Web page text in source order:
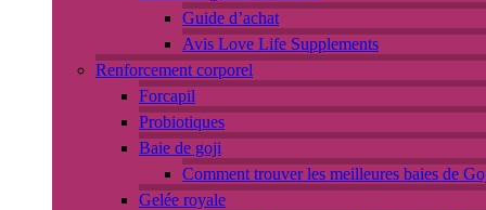
Guide d’achat
Avis Love Life Supplements
Renforcement corporel
Forcapil
Probiotiques
Baie de goji
Comment trouver les meilleures baies de
Gelée royale